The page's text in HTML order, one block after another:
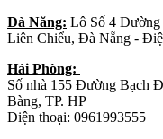
Đà Năng: Lô Số 4 Đường
Liên Chiểu, Đà Nẵng -
Hải Phòng:
Số nhà 155 Đường Bạch
Bàng, TP. HP
Điện thoại: 0961993555